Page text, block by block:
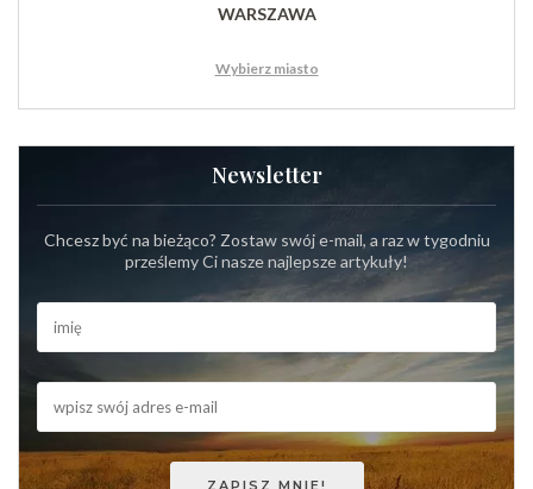
WARSZAWA
Wybierz miasto
Newsletter
Chcesz być na bieżąco? Zostaw swój e-mail, a raz w tygodniu
prześlemy Ci nasze najlepsze artykuły!